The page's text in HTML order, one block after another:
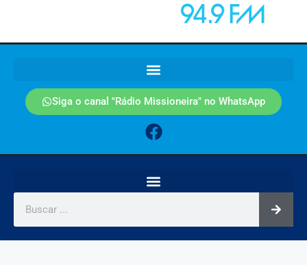
Siga o canal "Rádio Missioneira" no WhatsApp